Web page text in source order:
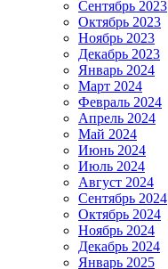
Сентябрь 2023
Октябрь 2023
Ноябрь 2023
Декабрь 2023
Январь 2024
Март 2024
Февраль 2024
Апрель 2024
Май 2024
Июнь 2024
Июль 2024
Август 2024
Сентябрь 2024
Октябрь 2024
Ноябрь 2024
Декабрь 2024
Январь 2025